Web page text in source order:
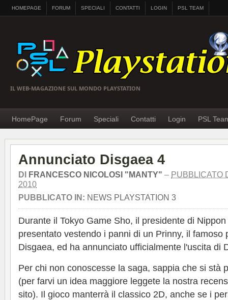
HOMEPAGE FORUM SPECIALI CONTATTI LOGIN PSL TEAM
IL WEB-MAGAZIONE SUL MONDO PLAYSTATION
HomePage Forum Speciali Contatti Login PSL
Annunciato Disgaea 4
DI FRANCESCO NICOLOSI "MANTY" – PUBBLICATO
2010
PUBBLICATO IN: NEWS PLAYSTATION 3
Durante il Tokyo Game Sho, il presidente di
presentato vestendo i panni di un Prinny, il famoso
Disgaea, ed ha annunciato ufficialmente l'uscita di
Per chi non conoscesse la saga, sappia che si stà
(per farvi un idea maggiore leggete la nostra
sito). Il gioco manterrà il classico 2D, anche se i